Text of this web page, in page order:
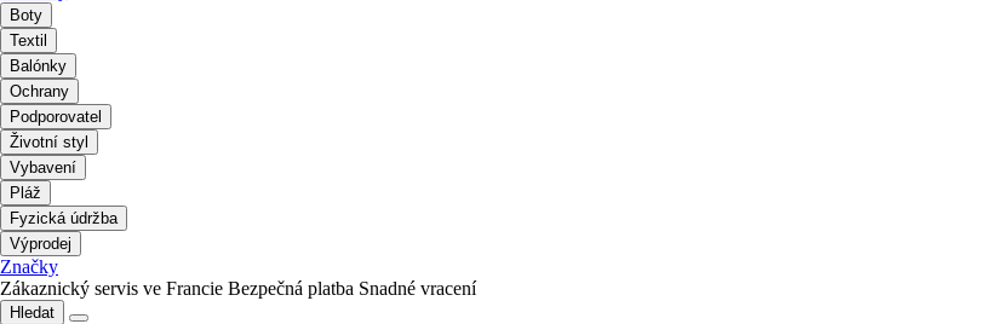
Boty
Textil
Balónky
Ochrany
Podporovatel
Životní styl
Vybavení
Pláž
Fyzická údržba
Výprodej
Značky
Zákaznický servis ve Francie Bezpečná platba Snadné vracení
Hledat